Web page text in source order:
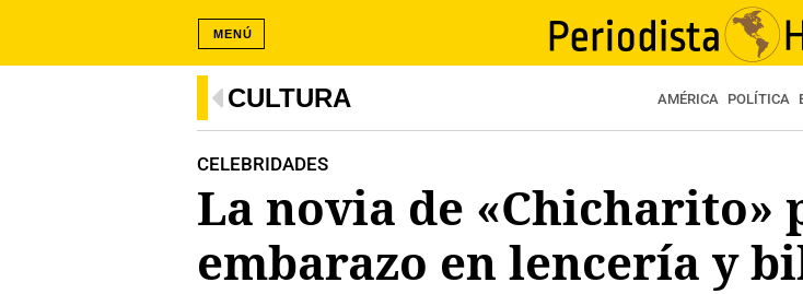
MENÚ
CULTURA AMÉRICA POLÍTICA
CELEBRIDADES
La novia de «Chicharito»
embarazo en lencería y